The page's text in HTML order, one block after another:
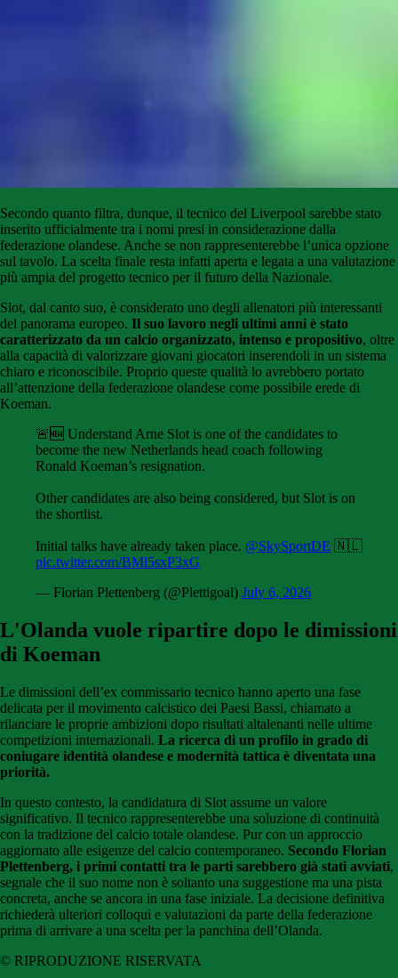
Secondo quanto filtra, dunque, il tecnico del Liverpool sarebbe stato
inserito ufficialmente tra i nomi presi in considerazione dalla
federazione olandese. Anche se non rappresenterebbe l’unica opzione
sul tavolo. La scelta finale resta infatti aperta e legata a una valutazione
più ampia del progetto tecnico per il futuro della Nazionale.
Slot, dal canto suo, è considerato uno degli allenatori più interessanti
del panorama europeo. Il suo lavoro negli ultimi anni è stato
caratterizzato da un calcio organizzato, intenso e propositivo, oltre
alla capacità di valorizzare giovani giocatori inserendoli in un sistema
chiaro e riconoscibile. Proprio queste qualità lo avrebbero portato
all’attenzione della federazione olandese come possibile erede di
Koeman.
🚨🆕 Understand Arne Slot is one of the candidates to
become the new Netherlands head coach following
Ronald Koeman’s resignation.
Other candidates are also being considered, but Slot is on
the shortlist.
Initial talks have already taken place. @SkySportDE 🇳🇱
pic.twitter.com/BMl5sxP3xG
— Florian Plettenberg (@Plettigoal) July 6, 2026
L'Olanda vuole ripartire dopo le dimissioni
di Koeman
Le dimissioni dell’ex commissario tecnico hanno aperto una fase
delicata per il movimento calcistico dei Paesi Bassi, chiamato a
rilanciare le proprie ambizioni dopo risultati altalenanti nelle ultime
competizioni internazionali. La ricerca di un profilo in grado di
coniugare identità olandese e modernità tattica è diventata una
priorità.
In questo contesto, la candidatura di Slot assume un valore
significativo. Il tecnico rappresenterebbe una soluzione di continuità
con la tradizione del calcio totale olandese. Pur con un approccio
aggiornato alle esigenze del calcio contemporaneo. Secondo Florian
Plettenberg, i primi contatti tra le parti sarebbero già stati avviati,
segnale che il suo nome non è soltanto una suggestione ma una pista
concreta, anche se ancora in una fase iniziale. La decisione definitiva
richiederà ulteriori colloqui e valutazioni da parte della federazione
prima di arrivare a una scelta per la panchina dell’Olanda.
© RIPRODUZIONE RISERVATA